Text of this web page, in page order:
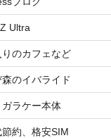
Ultra
のカフェなど
のイバライド
ガラケー本体
節約、格安SIM